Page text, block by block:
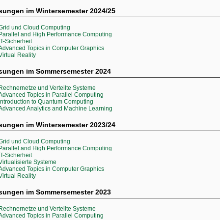
im Wintersemester 2024/25
und Cloud Computing
and High Performance Computing
Sicherheit
Topics in Computer Graphics
Reality
im Sommersemester 2024
und Verteilte Systeme
Topics in Parallel Computing
to Quantum Computing
Analytics and Machine Learning
im Wintersemester 2023/24
und Cloud Computing
and High Performance Computing
Sicherheit
Systeme
Topics in Computer Graphics
Reality
im Sommersemester 2023
und Verteilte Systeme
Topics in Parallel Computing